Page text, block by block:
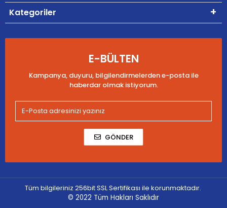
Kategoriler
E-BÜLTEN
Kampanya, duyuru, bilgilendirmelerden e-posta ile
haberdar olmak istiyorum.
GÖNDER
Tüm bilgileriniz 256bit SSL Sertifikası ile korunmaktadır.
© 2022 Tüm Hakları Saklıdır